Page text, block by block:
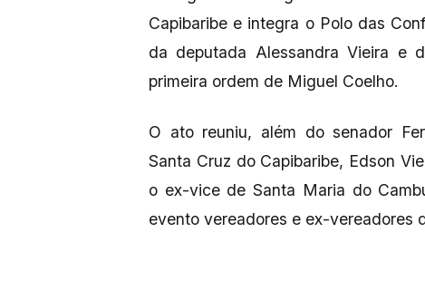
Capibaribe e integra o Polo das
da deputada Alessandra Vieira e
primeira ordem de Miguel Coelho.
O ato reuniu, além do senador
Santa Cruz do Capibaribe, Edson
o ex-vice de Santa Maria do
evento vereadores e ex-vereadores